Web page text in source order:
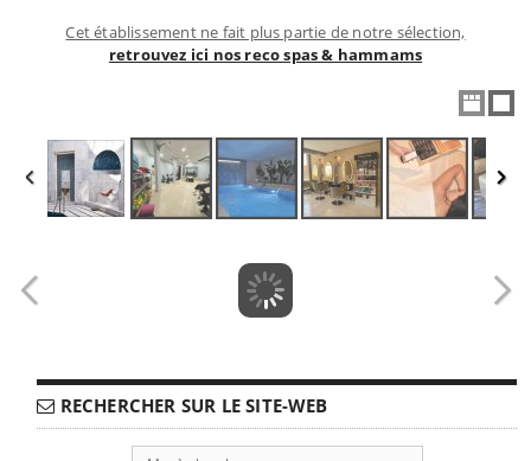
Cet établissement ne fait plus partie de notre sélection,
retrouvez ici nos reco spas & hammams
RECHERCHER SUR LE SITE-WEB